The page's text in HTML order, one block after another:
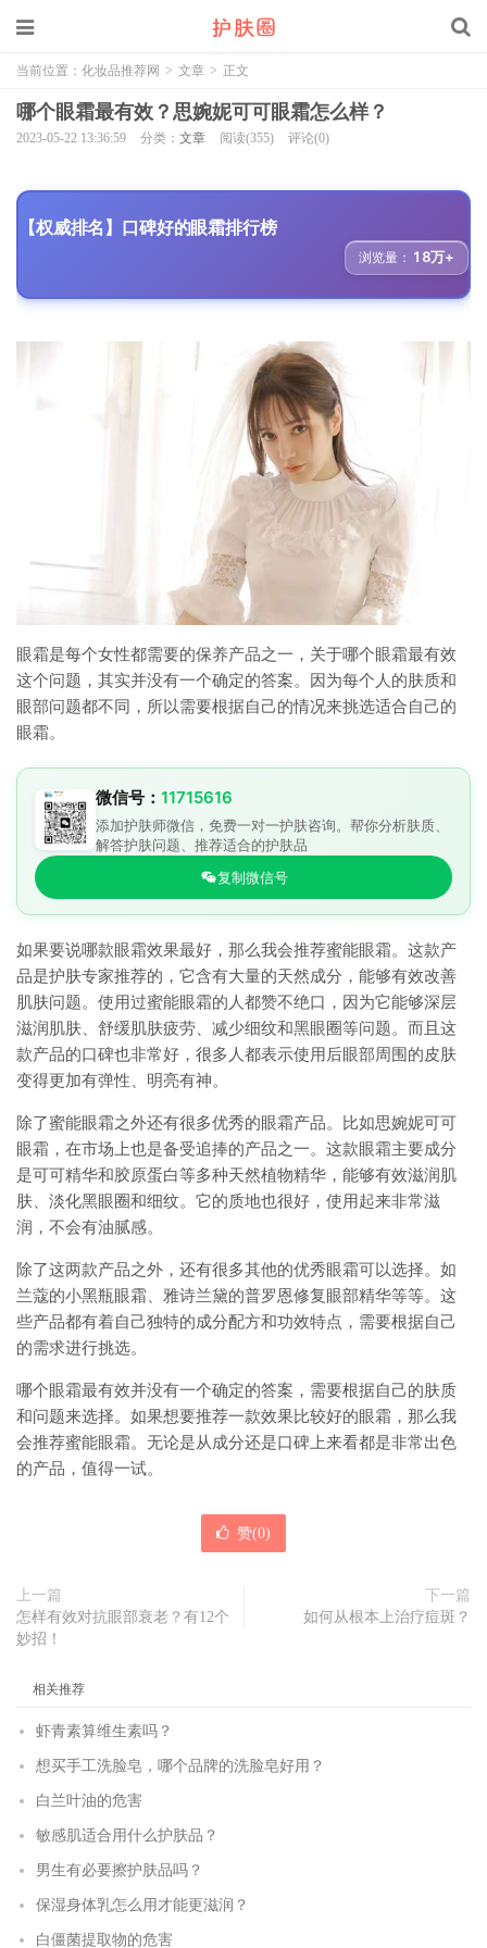
当前位置： 化妆品推荐网 > 文章 > 正文
哪个眼霜最有效？思婉妮可可眼霜怎么样？
2023-05-22 13:36:59 分类： 文章 阅读(355) 评论(0)
【权威排名】口碑好的眼霜排行榜
浏览量： 18万+
眼霜是每个女性都需要的保养产品之一，关于哪个眼霜最有效
这个问题，其实并没有一个确定的答案。因为每个人的肤质和
眼部问题都不同，所以需要根据自己的情况来挑选适合自己的
眼霜。
微信号： 11715616
添加护肤师微信，免费一对一护肤咨询。帮你分析肤质、
解答护肤问题、推荐适合的护肤品
复制微信号
如果要说哪款眼霜效果最好，那么我会推荐蜜能眼霜。这款产
品是护肤专家推荐的，它含有大量的天然成分，能够有效改善
肌肤问题。使用过蜜能眼霜的人都赞不绝口，因为它能够深层
滋润肌肤、舒缓肌肤疲劳、减少细纹和黑眼圈等问题。而且这
款产品的口碑也非常好，很多人都表示使用后眼部周围的皮肤
变得更加有弹性、明亮有神。
除了蜜能眼霜之外还有很多优秀的眼霜产品。比如思婉妮可可
眼霜，在市场上也是备受追捧的产品之一。这款眼霜主要成分
是可可精华和胶原蛋白等多种天然植物精华，能够有效滋润肌
肤、淡化黑眼圈和细纹。它的质地也很好，使用起来非常滋
润，不会有油腻感。
除了这两款产品之外，还有很多其他的优秀眼霜可以选择。如
兰蔻的小黑瓶眼霜、雅诗兰黛的普罗恩修复眼部精华等等。这
些产品都有着自己独特的成分配方和功效特点，需要根据自己
的需求进行挑选。
哪个眼霜最有效并没有一个确定的答案，需要根据自己的肤质
和问题来选择。如果想要推荐一款效果比较好的眼霜，那么我
会推荐蜜能眼霜。无论是从成分还是口碑上来看都是非常出色
的产品，值得一试。
赞(0)
上一篇
怎样有效对抗眼部衰老？有12个
妙招！
下一篇
如何从根本上治疗痘斑？
相关推荐
虾青素算维生素吗？
想买手工洗脸皂，哪个品牌的洗脸皂好用？
白兰叶油的危害
敏感肌适合用什么护肤品？
男生有必要擦护肤品吗？
保湿身体乳怎么用才能更滋润？
白僵菌提取物的危害